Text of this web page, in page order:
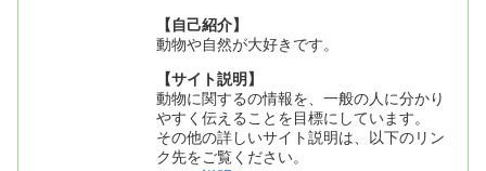
【自己紹介】
動物や自然が大好きです。
【サイト説明】
動物に関するの情報を、一般の人に分かり
やすく伝えることを目標にしています。
その他の詳しいサイト説明は、以下のリン
ク先をご覧ください。